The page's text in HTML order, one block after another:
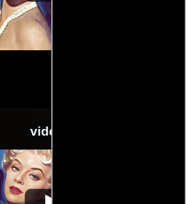
videos
Video de la película Imitación de la